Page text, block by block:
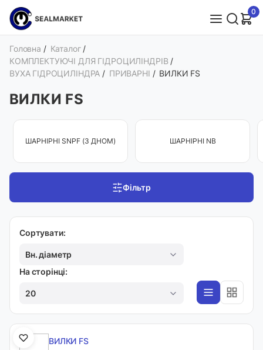
0
Головна / Каталог /
КОМПЛЕКТУЮЧІ ДЛЯ ГІДРОЦИЛІНДРІВ /
ВУХА ГІДРОЦИЛІНДРА / ПРИВАРНІ / ВИЛКИ FS
ВИЛКИ FS
ШАРНІРНІ SNPF (З ДНОМ) ШАРНІРНІ NB
Фільтр
Сортувати:
Вн. діаметр
На сторінці:
20
ВИЛКИ FS